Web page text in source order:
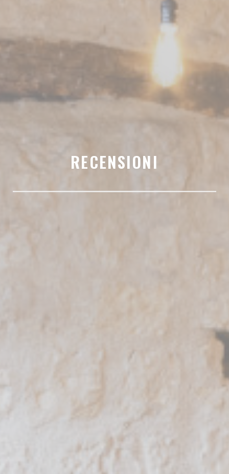
RECENSIONI